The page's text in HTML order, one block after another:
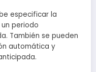
especificar la
periodo
También se pueden
automática y